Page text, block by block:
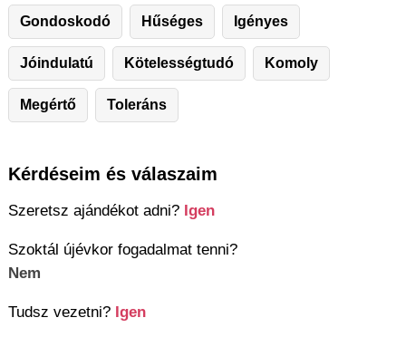
Gondoskodó Hűséges Igényes
Jóindulatú Kötelességtudó Komoly
Megértő Toleráns
Kérdéseim és válaszaim
Szeretsz ajándékot adni? Igen
Szoktál újévkor fogadalmat tenni?
Nem
Tudsz vezetni? Igen